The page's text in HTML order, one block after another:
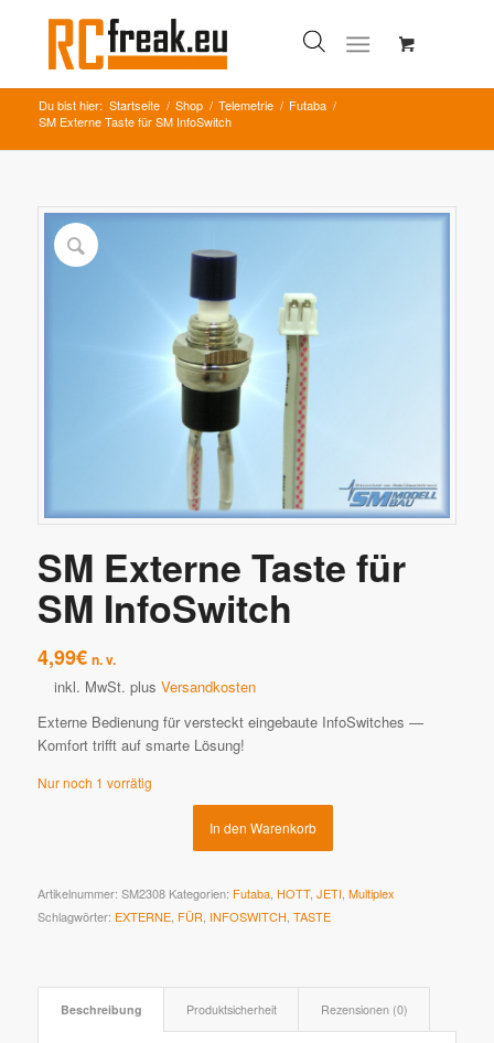
Du bist hier: Startseite / Shop / Telemetrie / Futaba /
SM Externe Taste für SM InfoSwitch
SM Externe Taste für
SM InfoSwitch
4,99€ n. v.
inkl. MwSt. plus Versandkosten
Externe Bedienung für versteckt eingebaute InfoSwitches —
Komfort trifft auf smarte Lösung!
Nur noch 1 vorrätig
In den Warenkorb
Artikelnummer: SM2308 Kategorien: Futaba, HOTT, JETI, Multiplex
Schlagwörter: EXTERNE, FÜR INFOSWITCH TASTE
Beschreibung Produktsicherheit Rezensionen (0)